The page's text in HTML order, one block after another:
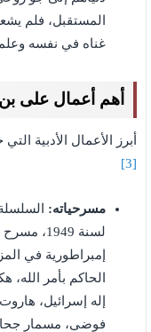
المستقبل، فلم
غناه في نفسه
أهم أعمال على بن
أبرز الأعمال الأدبية
[3]
مسرحياته:
لسنة
إمبراطورية في
الحاكم بأمر
إله إسرائيل،
فوضى، مسمار جحا،